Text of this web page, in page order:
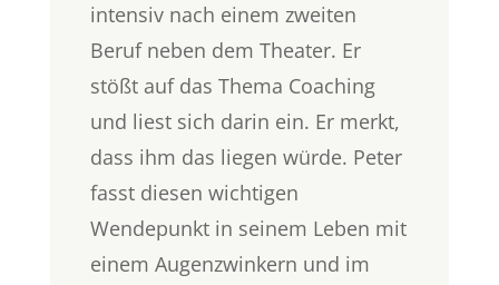
intensiv nach einem zweiten
Beruf neben dem Theater. Er
stößt auf das Thema Coaching
und liest sich darin ein. Er merkt,
dass ihm das liegen würde. Peter
fasst diesen wichtigen
Wendepunkt in seinem Leben mit
einem Augenzwinkern und im